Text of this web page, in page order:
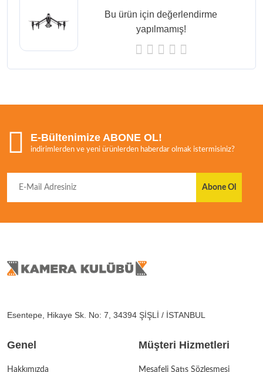
Bu ürün için değerlendirme
yapılmamış!
E-Bültenimize ABONE OL!
indirimlerden ve yeni ürünlerden haberdar olmak istermisiniz?
Abone Ol
Esentepe, Hikaye Sk. No: 7, 34394 ŞİŞLİ / İSTANBUL
Genel
Hakkımızda
Müşteri Hizmetleri
Mesafeli Satış Sözleşmesi